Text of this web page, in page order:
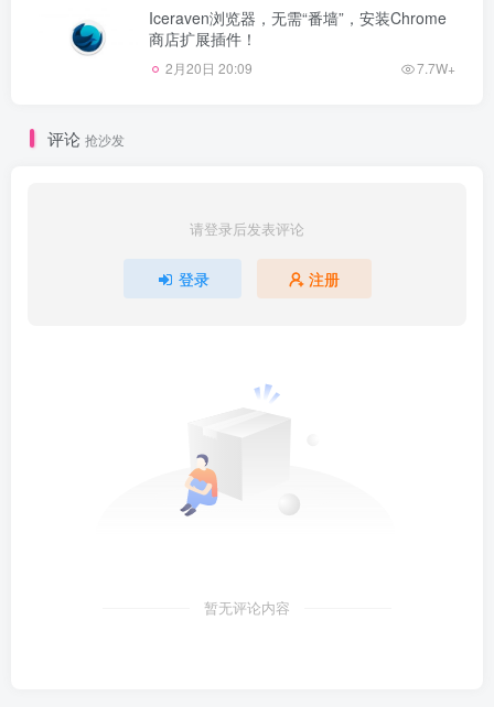
Iceraven浏览器，无需“番墙”，安装Chrome
商店扩展插件！
2月20日 20:09 7.7W+
评论 抢沙发
请登录后发表评论
登录 注册
暂无评论内容